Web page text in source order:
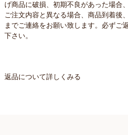
げ商品に破損、初期不良があった場合
ご注文内容と異なる場合、商品到着後
までご連絡をお願い致します。必ずご
下さい。
返品について詳しくみる